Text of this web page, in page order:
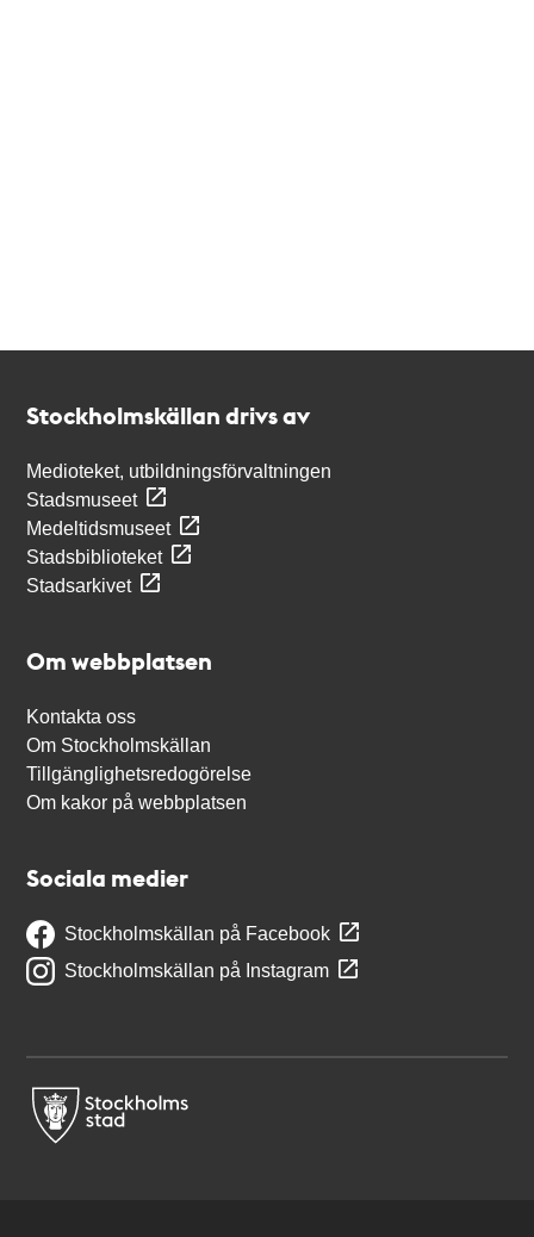
Stockholmskällan drivs av
Medioteket, utbildningsförvaltningen
Stadsmuseet
Medeltidsmuseet
Stadsbiblioteket
Stadsarkivet
Om webbplatsen
Kontakta oss
Om Stockholmskällan
Tillgänglighetsredogörelse
Om kakor på webbplatsen
Sociala medier
Stockholmskällan på Facebook
Stockholmskällan på Instagram